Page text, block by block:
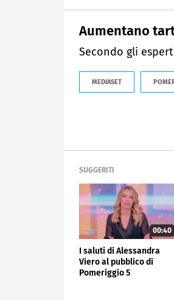
Aumentano
Secondo gli
MEDIASET
SUGGERITI
00:40
I saluti di Alessandra
Viero al pubblico di
Pomeriggio 5